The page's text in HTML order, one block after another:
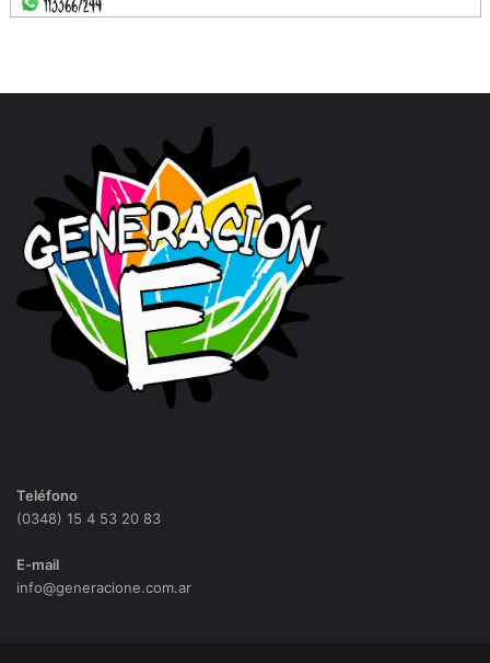
Teléfono
(0348) 15 4 53 20 83
E-mail
info@generacione.com.ar